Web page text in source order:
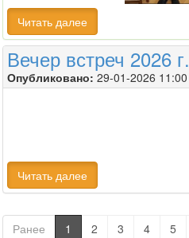
Читать далее
Вечер встреч 2026 г.
Опубликовано: 29-01-2026 11:00
Читать далее
Ранее 1 2 3 4 5